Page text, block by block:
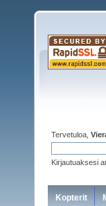
Tervetuloa,
Kirjautuaksesi
Kopterit